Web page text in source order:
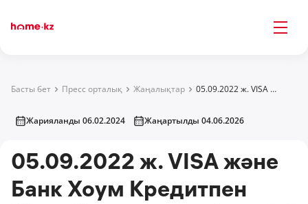
Басты бет Пресс орталық Жаңалықтар 05.09.2022 ж. VISA және Банк Хоум Кредитпен бірге Катарда өтетін әлем чемпионатын ашыңыз» акциясының нәтижелері
Жарияланды 06.02.2024 Жаңартылды 04.06.2026
05.09.2022 ж. VISA және
Банк Хоум Кредитпен